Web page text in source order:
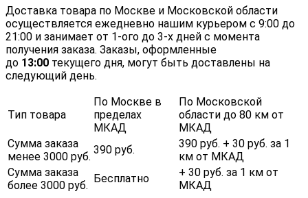
Доставка товара по Москве и Московской области
осуществляется ежедневно нашим курьером с 9:00 до
21:00 и занимает от 1-ого до 3-х дней с момента
получения заказа. Заказы, оформленные
до 13:00 текущего дня, могут быть доставлены на
следующий день.
Тип товара
По Москве в
пределах
МКАД
По Московской
области до 80 км от
МКАД
Сумма заказа
менее 3000 руб.
390 руб.
390 руб. + 30 руб. за 1
км от МКАД
Сумма заказа
более 3000 руб.
Бесплатно
+ 30 руб. за 1 км от
МКАД